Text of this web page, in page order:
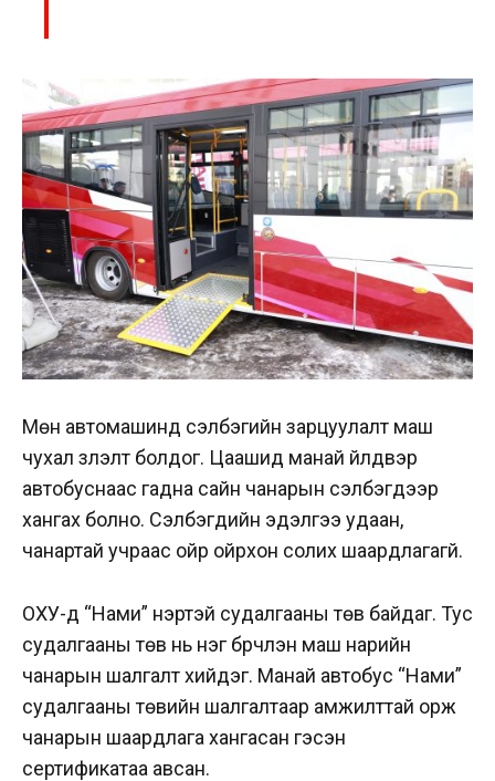
Мөн автомашинд сэлбэгийн зарцуулалт маш
чухал үзүүлэлт болдог. Цаашид манай үйлдвэр
автобуснаас гадна сайн чанарын сэлбэгүүдээр
хангах болно. Сэлбэгүүдийн эдэлгээ удаан,
чанартай учраас ойр ойрхон солих шаардлагагүй.
ОХУ-д “Нами” нэртэй судалгааны төв байдаг. Тус
судалгааны төв нь нэг бүрчлэн маш нарийн
чанарын шалгалт хийдэг. Манай автобус “Нами”
судалгааны төвийн шалгалтаар амжилттай орж
чанарын шаардлага хангасан гэсэн
сертификатаа авсан.